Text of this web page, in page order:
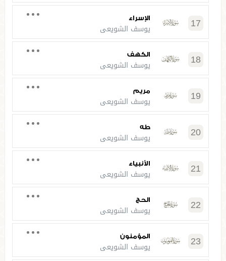
17 الإسراء
يوسف الشويعي
18 الكهف
يوسف الشويعي
19 مريم
يوسف الشويعي
20 طه
يوسف الشويعي
21 الأنبياء
يوسف الشويعي
22 الحج
يوسف الشويعي
23 المؤمنون
يوسف الشويعي